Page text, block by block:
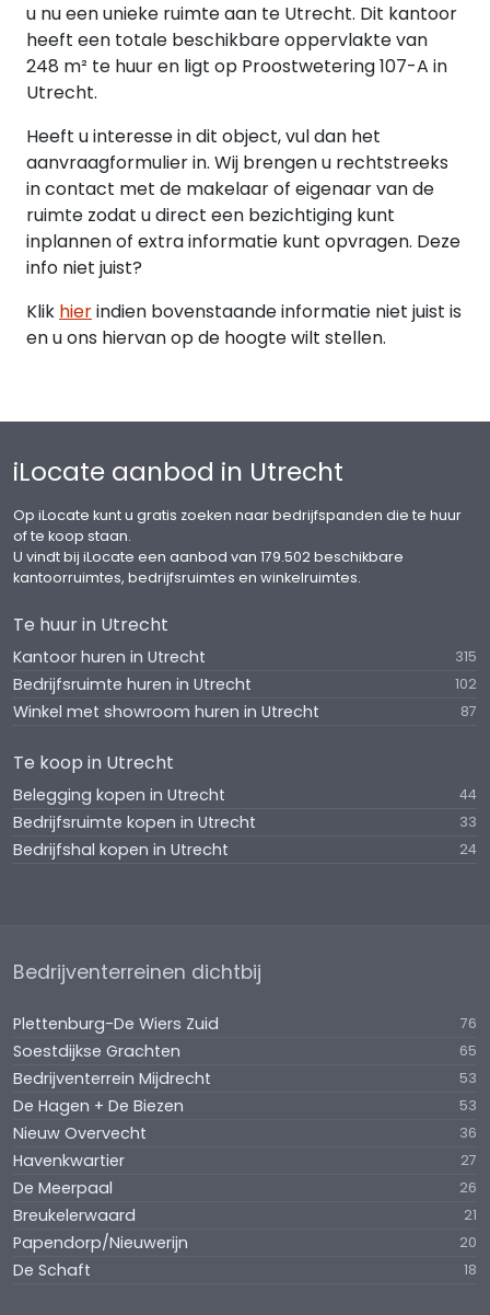
Huurovereenkomst
De huurovereenkomst zal worden opgesteld
conform het ROZ-model kantoorruimte 2015, met
BTW
De huurprijs is belast met btw.
Gunning
Verhuurder behoudt zich het recht van gunning
Aanvaarding
u nu een unieke ruimte aan te Utrecht. Dit kantoor
heeft een totale beschikbare oppervlakte van
248 m² te huur en ligt op Proostwetering 107-A in
Utrecht.
Heeft u interesse in dit object, vul dan het
aanvraagformulier in. Wij brengen u rechtstreeks
in contact met de makelaar of eigenaar van de
ruimte zodat u direct een bezichtiging kunt
inplannen of extra informatie kunt opvragen. Deze
info niet juist?
Klik hierindien bovenstaande informatie niet juist is
en u ons hiervan op de hoogte wilt stellen.
iLocate aanbod in Utrecht
Op iLocate kunt u gratis zoeken naar bedrijfspanden die te huur
of te koop staan.
U vindt bij iLocate een aanbod van 179.502 beschikbare
kantoorruimtes, bedrijfsruimtes en winkelruimtes.
Te huur in Utrecht
Kantoor huren in Utrecht 315
Bedrijfsruimte huren in Utrecht 102
Winkel met showroom huren in Utrecht 87
Te koop in Utrecht
Belegging kopen in Utrecht 44
Bedrijfsruimte kopen in Utrecht 33
Bedrijfshal kopen in Utrecht 24
Bedrijventerreinen dichtbij
Plettenburg-De Wiers Zuid 76
Soestdijkse Grachten 65
Bedrijventerrein Mijdrecht 53
De Hagen + De Biezen 53
Nieuw Overvecht 36
Havenkwartier 27
De Meerpaal 26
Breukelerwaard 21
Papendorp/Nieuwerijn 20
De Schaft 18